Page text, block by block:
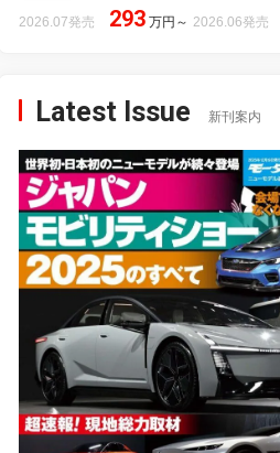
2026.07発売 293 万円 ～ 2026.06発売
Latest Issue 新刊案内